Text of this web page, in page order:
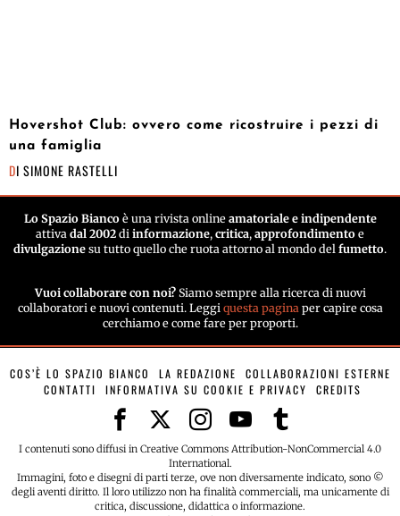
Hovershot Club: ovvero come ricostruire i pezzi di
una famiglia
DI SIMONE RASTELLI
Lo Spazio Biancoè una rivista online amatoriale e indipendente
attiva dal 2002 di informazione, critica, approfondimento e
divulgazione su tutto quello che ruota attorno al mondo del fumetto.
Vuoi collaborare con noi? Siamo sempre alla ricerca di nuovi
collaboratori e nuovi contenuti. Leggi questa paginaper capire cosa
cerchiamo e come fare per proporti.
COS’È LO SPAZIO BIANCO LA REDAZIONE
COLLABORAZIONI ESTERNE
CONTATTI
INFORMATIVA SU COOKIE E PRIVACY CREDITS
I contenuti sono diffusi in Creative Commons Attribution-NonCommercial 4.0
International.
Immagini, foto e disegni di parti terze, ove non diversamente indicato, sono ©
degli aventi diritto. Il loro utilizzo non ha finalità commerciali, ma unicamente di
critica, discussione, didattica o informazione.